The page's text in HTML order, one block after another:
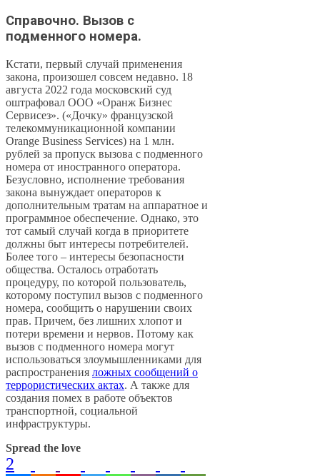
Справочно. Вызов с
подменного номера.
Кстати, первый случай применения
закона, произошел совсем недавно. 18
августа 2022 года московский суд
оштрафовал ООО «Оранж Бизнес
Сервисез». («Дочку» французской
телекоммуникационной компании
Orange Business Services) на 1 млн.
рублей за пропуск вызова с подменного
номера от иностранного оператора.
Безусловно, исполнение требования
закона вынуждает операторов к
дополнительным тратам на аппаратное и
программное обеспечение. Однако, это
тот самый случай когда в приоритете
должны быт интересы потребителей.
Более того – интересы безопасности
общества. Осталось отработать
процедуру, по которой пользователь,
которому поступил вызов с подменного
номера, сообщить о нарушении своих
прав. Причем, без лишних хлопот и
потери времени и нервов. Потому как
вызов с подменного номера могут
использоваться злоумышленниками для
распространения ложных сообщений о
террористических актах. А также для
создания помех в работе объектов
транспортной, социальной
инфраструктуры.
Spread the love
2